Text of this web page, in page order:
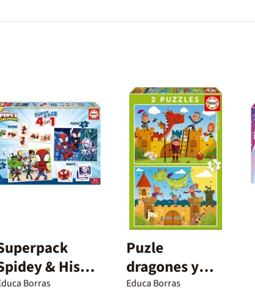
& His
Borras
Puzle
dragones y
caballeros
Educa Borras